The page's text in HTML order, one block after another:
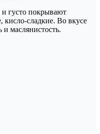
густо покрывают
кисло-сладкие. Во вкусе
и маслянистость.